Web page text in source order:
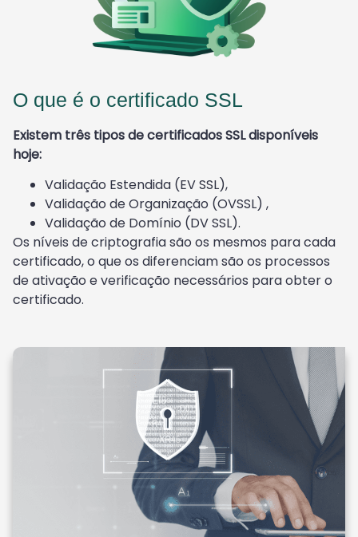
O que é o certificado SSL
Existem três tipos de certificados SSL disponíveis
hoje:
Validação Estendida (EV SSL),
Validação de Organização (OVSSL) ,
Validação de Domínio (DV SSL).
Os níveis de criptografia são os mesmos para cada
certificado, o que os diferenciam são os processos
de ativação e verificação necessários para obter o
certificado.